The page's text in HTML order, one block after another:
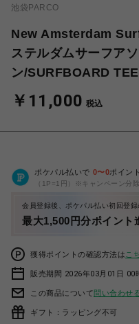
池袋PARCO
New Amsterdam
ステルダムサーフア
ン/SURFBOARD
￥11,000 税込
ポケパル払いで 0〜0ポイント
（1P=1円）※キャンペーン分除
会員登録後、ポケパル払い初回登
最大1,500円分ポイント
獲得ポイントの確認方法は こ
販売期間 2026年03月01日
この商品について問い合わせ
ギフト：ラッピング不可